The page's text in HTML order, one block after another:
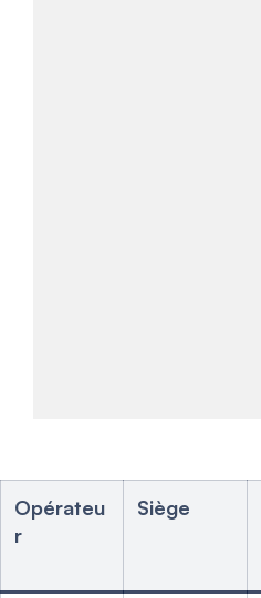
Opérateu
r
Siège